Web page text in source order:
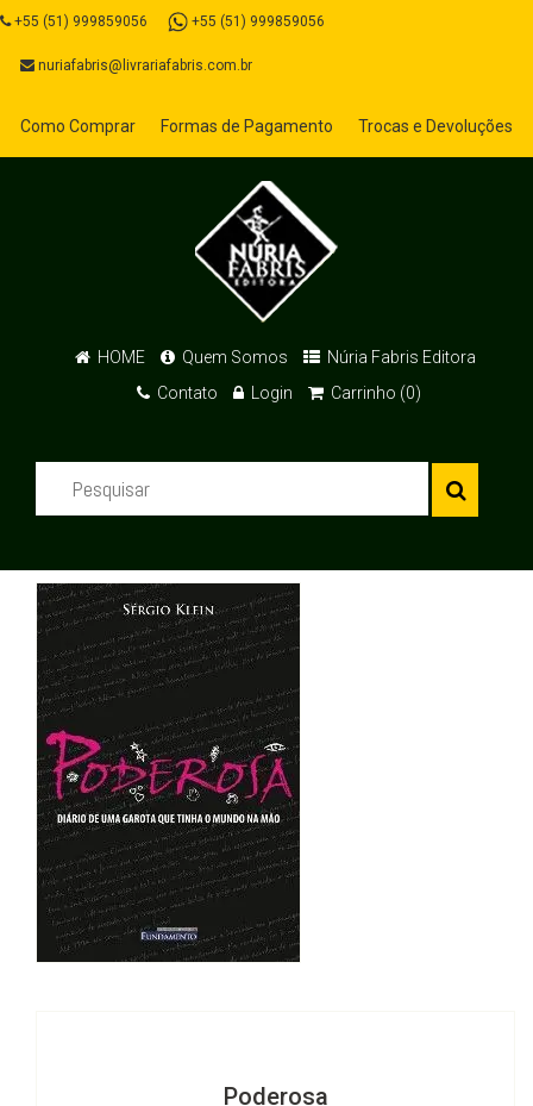
+55 (51) 999859056 +55 (51) 999859056
nuriafabris@livrariafabris.com.br
Como Comprar Formas de Pagamento Trocas e Devoluções
HOME Quem Somos
Núria Fabris Editora
Contato
Login Carrinho (0)
Poderosa